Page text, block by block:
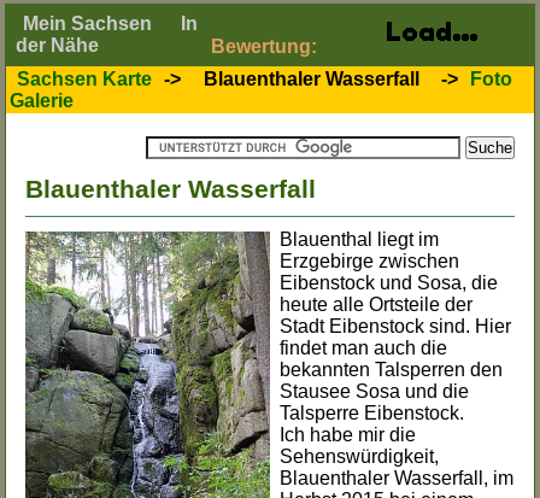
Bewertung:
Mein Sachsen
In
der Nähe
Sachsen Karte -> Blauenthaler Wasserfall ->
Foto
Galerie
Blauenthaler Wasserfall
Blauenthal liegt im
Erzgebirge zwischen
Eibenstock und Sosa, die
heute alle Ortsteile der
Stadt Eibenstock sind. Hier
findet man auch die
bekannten Talsperren den
Stausee Sosa und die
Talsperre Eibenstock.
Ich habe mir die
Sehenswürdigkeit,
Blauenthaler Wasserfall, im